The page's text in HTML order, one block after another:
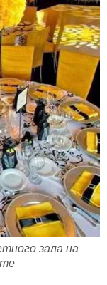
зала на